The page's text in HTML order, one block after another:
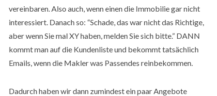
vereinbaren. Also auch, wenn einen die Immobilie gar nicht
interessiert. Danach so: “Schade, das war nicht das Richtige,
aber wenn Sie mal XY haben, melden Sie sich bitte.” DANN
kommt man auf die Kundenliste und bekommt tatsächlich
Emails, wenn die Makler was Passendes reinbekommen.
Dadurch haben wir dann zumindest ein paar Angebote